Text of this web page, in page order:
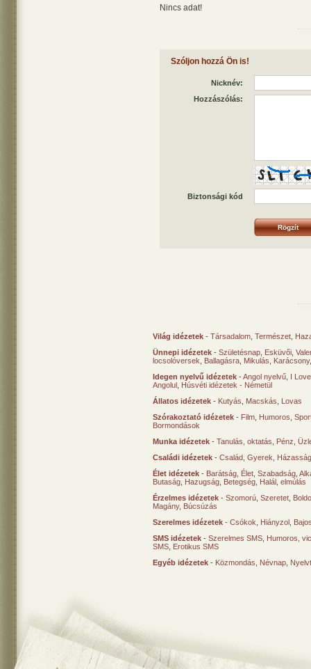
Nincs adat!
Szóljon hozzá Ön is!
Nicknév:
Hozzászólás:
Biztonsági kód
Világ idézetek - Társadalom Természet
Ünnepi idézetek - Születésnap Esküvői
locsolóversek
Ballagásra Mikulás Karácsony
Idegen nyelvű idézetek -Angol nyelvű I
Angolul Húsvéti idézetek - Németül
Állatos idézetek - Kutyás Macskás
Lovas
Szórakoztató idézetek - Film Humoros
Bormondások
Munka idézetek - Tanulás, oktatás Pénz
Családi idézetek - Család Gyerek
Élet idézetek - Barátság Élet Szabadság
Butaság Hazugság Betegség Halál, elmúlás
Érzelmes idézetek - Szomorú Szeretet
Magány, Búcsúzás
Szerelmes idézetek - Csókok Hiányzol
SMS idézetek - Szerelmes SMS Humoros,
SMS Erotikus SMS
Egyéb idézetek - Közmondás Névnap